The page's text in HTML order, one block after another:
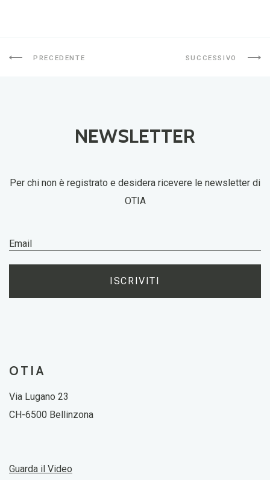
PRECEDENTE SUCCESSIVO
NEWSLETTER
Per chi non è registrato e desidera ricevere le newsletter di
OTIA
ISCRIVITI
OTIA
Via Lugano 23
CH-6500 Bellinzona
Guarda il Video